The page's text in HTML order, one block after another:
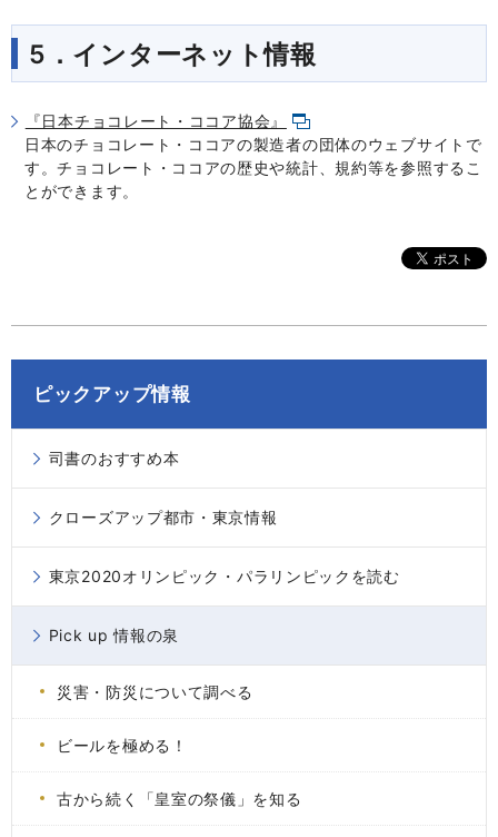
5．インターネット情報
『日本チョコレート・ココア協会』
日本のチョコレート・ココアの製造者の団体のウェブサイトで
す。チョコレート・ココアの歴史や統計、規約等を参照するこ
とができます。
ピックアップ情報
司書のおすすめ本
クローズアップ都市・東京情報
東京2020オリンピック・パラリンピックを読む
Pick up 情報の泉
災害・防災について調べる
ビールを極める！
古から続く「皇室の祭儀」を知る